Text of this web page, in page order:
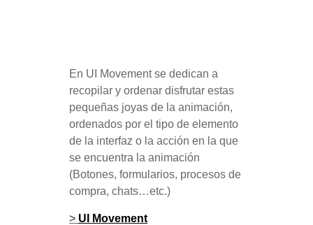
En UI Movement se dedican a
recopilar y ordenar disfrutar estas
pequeñas joyas de la animación,
ordenados por el tipo de elemento
de la interfaz o la acción en la que
se encuentra la animación
(Botones, formularios, procesos de
compra, chats…etc.)
> UI Movement